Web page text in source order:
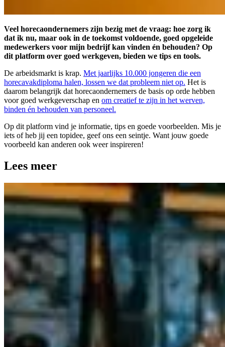
Veel horecaondernemers zijn bezig met de vraag: hoe zorg ik
dat ik nu, maar ook in de toekomst voldoende, goed opgeleide
medewerkers voor mijn bedrijf kan vinden én behouden? Op
dit platform over goed werkgeven, bieden we tips en tools.
De arbeidsmarkt is krap. Met jaarlijks 10.000 jongeren die een
horecavakdiploma halen, lossen we dat probleem niet op. Het is
daarom belangrijk dat horecaondernemers de basis op orde hebben
voor goed werkgeverschap en om creatief te zijn in het werven,
binden én behouden van personeel.
Op dit platform vind je informatie, tips en goede voorbeelden. Mis je
iets of heb jij een topidee, geef ons een seintje. Want jouw goede
voorbeeld kan anderen ook weer inspireren!
Lees meer